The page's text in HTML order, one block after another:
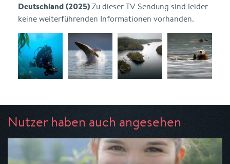
Deutschland (2025)Zu dieser TV Sendung sind leider
keine weiterführenden Informationen vorhanden.
Nutzer haben auch angesehen